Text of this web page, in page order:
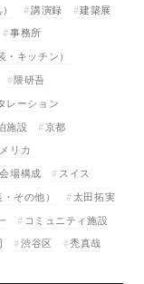
講演録
建築展
事務所
・キッチン）
隈研吾
レーション
施設
京都
リカ
会場構成
スイス
その他）
太田拓実
コミュニティ施設
渋谷区 禿真哉